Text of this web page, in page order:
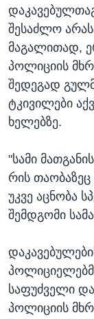
შესაძლო
მაგალითად,
პოლიციის
შედეგად
ტკივილები
ხელებზე.
"სამი
რის
უკვე აცნობა
შემდგომი
საფუძველი
პოლიციის